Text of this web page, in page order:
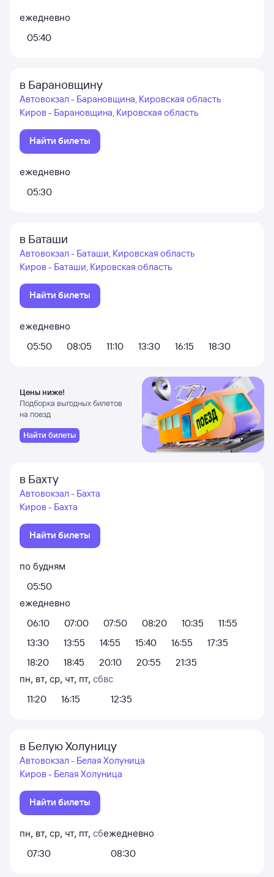
ежедневно
05:40
в Барановщину
Автовокзал - Барановщина, Кировская область
Киров - Барановщина, Кировская область
Найти билеты
ежедневно
05:30
в Баташи
Автовокзал - Баташи, Кировская область
Киров - Баташи, Кировская область
Найти билеты
ежедневно
05:50
08:05 11:10 13:30 16:15 18:30
Цены ниже!
Подборка выгодных билетов
на поезд
Найти билеты
в Бахту
Автовокзал - Бахта
Киров - Бахта
Найти билеты
по будням
05:50
ежедневно
06:10
07:00 07:50 08:20 10:35
11:55
13:30
13:55 14:55 15:40 16:55
17:35
18:20
18:45 20:10 20:55
21:35
пн, вт, ср, чт, пт, сб
11:20
16:15
вс
12:35
в Белую Холуницу
Автовокзал - Белая Холуница
Киров - Белая Холуница
Найти билеты
пн, вт, ср, чт, пт, сб
07:30
ежедневно
08:30